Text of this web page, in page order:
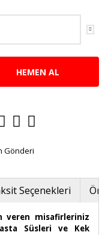
HEMEN AL
Gönderi
Seçenekleri
veren misafirleriniz
Süsleri ve Kek